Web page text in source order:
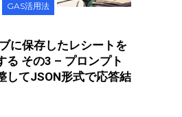
GAS活用法
に保存したレシートを
る その3 – プロンプト
してJSON形式で応答結